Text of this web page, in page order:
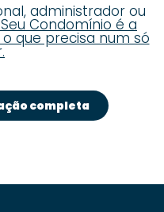
administrador ou
Condomínio é a
que precisa num só
completa